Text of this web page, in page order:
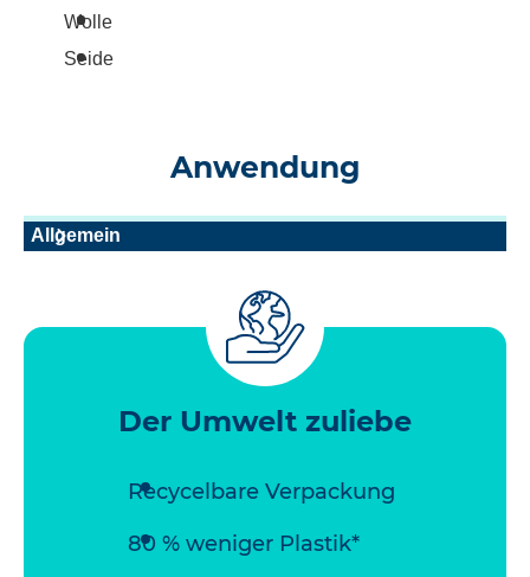
Wolle
Seide
Anwendung
Allgemein
Der Umwelt zuliebe
Recycelbare Verpackung
80 % weniger Plastik*